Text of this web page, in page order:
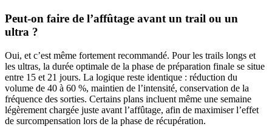
Peut-on faire de l’affûtage avant un trail ou un
ultra ?
Oui, et c’est même fortement recommandé. Pour les trails longs et
les ultras, la durée optimale de la phase de préparation finale se situe
entre 15 et 21 jours. La logique reste identique : réduction du
volume de 40 à 60 %, maintien de l’intensité, conservation de la
fréquence des sorties. Certains plans incluent même une semaine
légèrement chargée juste avant l’affûtage, afin de maximiser l’effet
de surcompensation lors de la phase de récupération.